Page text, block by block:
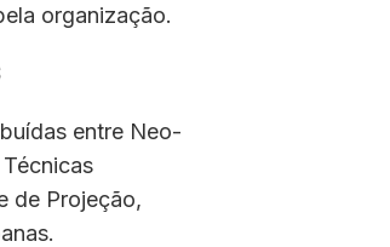
organização.
entre Neo-
de Projeção,